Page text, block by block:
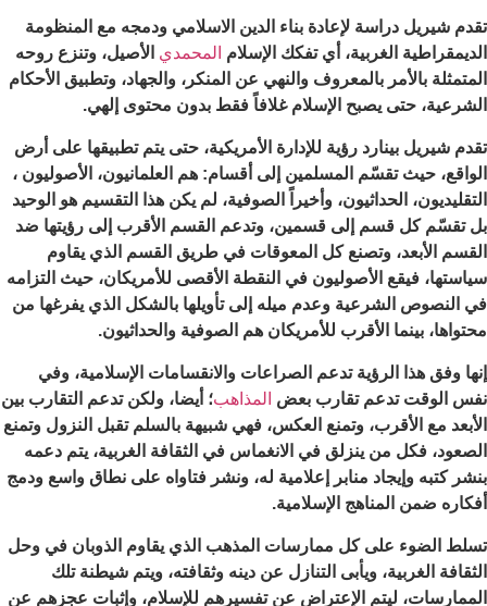
تقدم شيريل دراسة لإعادة بناء الدين الاسلامي ودمجه مع المنظومة
الديمقراطية الغربية، أي تفكك الإسلام المحمدي الأصيل، وتنزع روحه
المتمثلة بالأمر بالمعروف والنهي عن المنكر، والجهاد، وتطبيق الأحكام
الشرعية، حتى يصبح الإسلام غلافاً فقط بدون محتوى إلهي.
تقدم شيريل بينارد رؤية للإدارة الأمريكية، حتى يتم تطبيقها على أرض
الواقع، حيث تقسّم المسلمين إلى أقسام: هم العلمانيون، الأصوليون ،
التقليديون، الحداثيون، وأخيراً الصوفية، لم يكن هذا التقسيم هو الوحيد
بل تقسّم كل قسم إلى قسمين، وتدعم القسم الأقرب إلى رؤيتها ضد
القسم الأبعد، وتصنع كل المعوقات في طريق القسم الذي يقاوم
سياستها، فيقع الأصوليون في النقطة الأقصى للأمريكان، حيث التزامه
في النصوص الشرعية وعدم ميله إلى تأويلها بالشكل الذي يفرغها من
محتواها، بينما الأقرب للأمريكان هم الصوفية والحداثيون.
إنها وفق هذا الرؤية تدعم الصراعات والانقسامات الإسلامية، وفي
نفس الوقت تدعم تقارب بعض المذاهب؛ أيضا، ولكن تدعم التقارب بين
الأبعد مع الأقرب، وتمنع العكس، فهي شبيهة بالسلم تقبل النزول وتمنع
الصعود، فكل من ينزلق في الانغماس في الثقافة الغربية، يتم دعمه
بنشر كتبه وإيجاد منابر إعلامية له، ونشر فتاواه على نطاق واسع ودمج
أفكاره ضمن المناهج الإسلامية.
تسلط الضوء على كل ممارسات المذهب الذي يقاوم الذوبان في وحل
الثقافة الغربية، ويأبى التنازل عن دينه وثقافته، ويتم شيطنة تلك
الممارسات، ليتم الإعتراض عن تفسيرهم للإسلام، وإثبات عجزهم عن